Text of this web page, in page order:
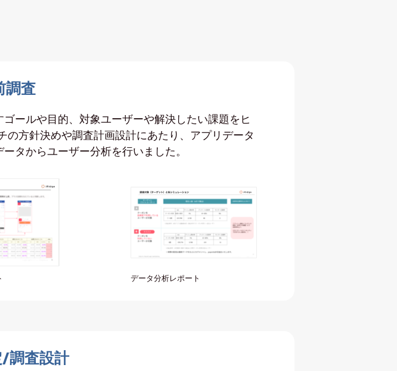
査
ールや目的、対象ユーザーや解決したい課題をヒ
方針決めや調査計画設計にあたり、アプリデータ
タからユーザー分析を行いました。
データ分析レポート
調査設計